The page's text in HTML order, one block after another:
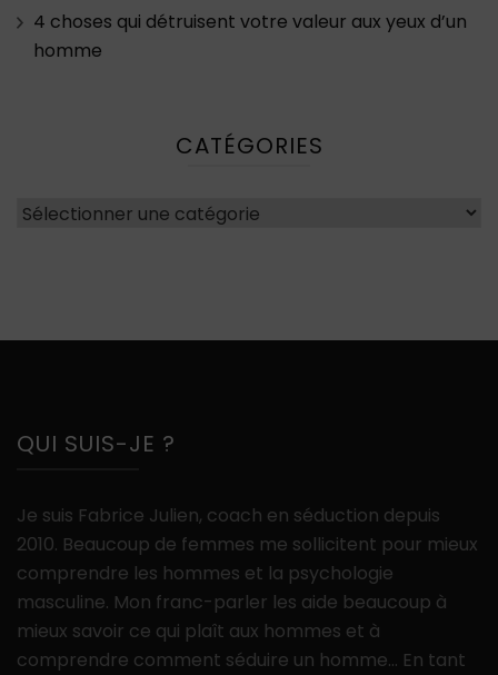
4 choses qui détruisent votre valeur aux yeux d’un
homme
CATÉGORIES
Catégories
QUI SUIS-JE ?
Je suis Fabrice Julien, coach en séduction depuis
2010. Beaucoup de femmes me sollicitent pour mieux
comprendre les hommes et la psychologie
masculine. Mon franc-parler les aide beaucoup à
mieux savoir ce qui plaît aux hommes et à
comprendre comment séduire un homme… En tant